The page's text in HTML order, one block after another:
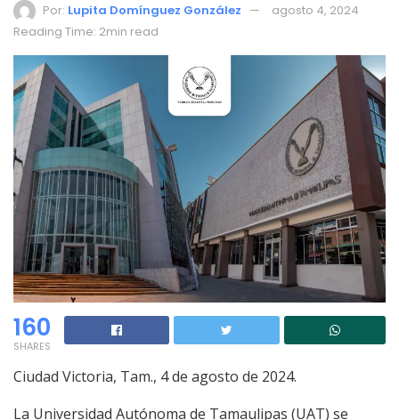
Por: Lupita Domínguez González
agosto 4, 2024
Reading Time: 2min read
160
SHARES
Ciudad Victoria, Tam., 4 de agosto de 2024.
La Universidad Autónoma de Tamaulipas (UAT) se